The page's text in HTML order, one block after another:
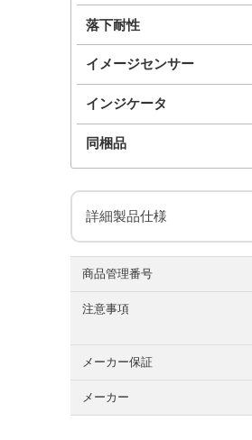
落下耐性
イメージセンサー
インジケータ
同梱品
詳細製品仕様
商品管理番号
注意事項
メーカー保証
メーカー